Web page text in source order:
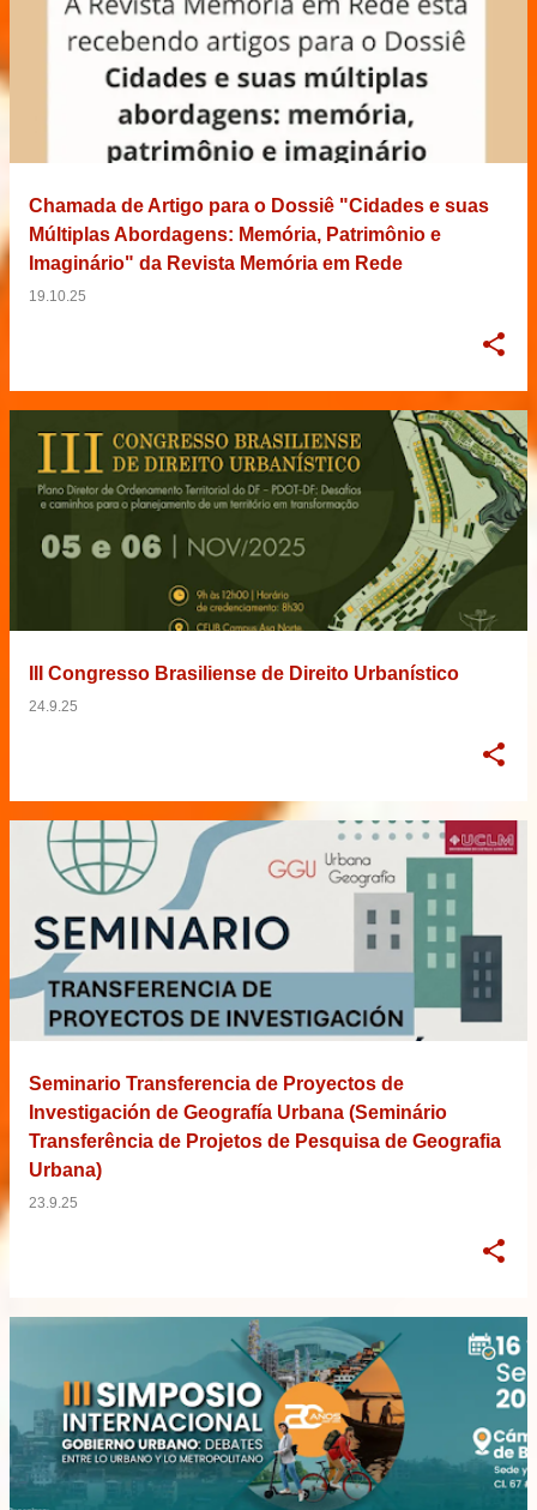
Chamada de Artigo para o Dossiê "Cidades e suas
Múltiplas Abordagens: Memória, Patrimônio e
Imaginário" da Revista Memória em Rede
19.10.25
III Congresso Brasiliense de Direito Urbanístico
24.9.25
Seminario Transferencia de Proyectos de
Investigación de Geografía Urbana (Seminário
Transferência de Projetos de Pesquisa de Geografia
Urbana)
23.9.25